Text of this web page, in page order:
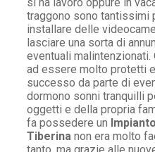
traggono sono tantissimi
installare delle
lasciare una sorta di
eventuali
ad essere molto protetti
successo da parte di
dormono sonni tranquilli
oggetti e della propria
fa possedere un
Tiberina non era molto
tanto, ma grazie alle